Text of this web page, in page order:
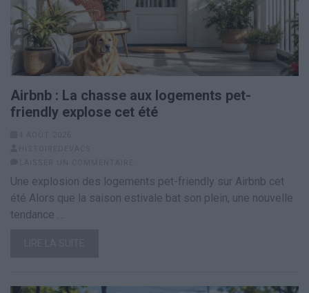
Airbnb : La chasse aux logements pet-
friendly explose cet été
Une explosion des logements pet-friendly sur Airbnb cet
été Alors que la saison estivale bat son plein, une nouvelle
tendance …